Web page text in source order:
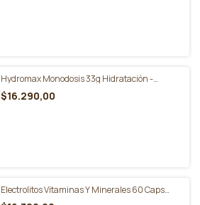
Hydromax Monodosis 33g Hidratación -
$16.290,00
Electrolitos Vitaminas Y Minerales 60 Caps